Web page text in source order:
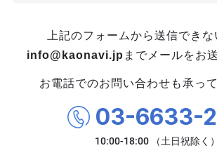
上記のフォームから送信できな
info@kaonavi.jp までメールをお
お電話でのお問い合わせも承って
03-6633-